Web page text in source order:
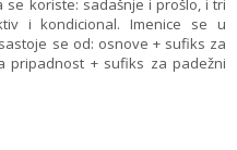
koriste: sadašnje i prošlo, i tri
i kondicional. Imenice se u
se od: osnove + sufiks za
pripadnost + sufiks za padežni